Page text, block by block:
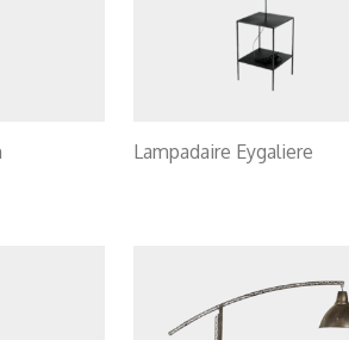
Lampadaire Eygaliere